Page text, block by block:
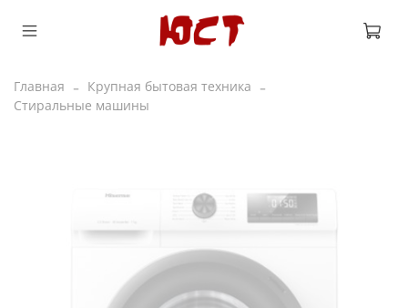
Главная
Крупная бытовая техника
Стиральные машины